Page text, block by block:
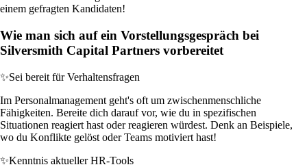
einem gefragten Kandidaten!
Wie man sich auf ein Vorstellungsgespräch bei
Silversmith Capital Partners vorbereitet
✨Sei bereit für Verhaltensfragen
Im Personalmanagement geht's oft um zwischenmenschliche
Fähigkeiten. Bereite dich darauf vor, wie du in spezifischen
Situationen reagiert hast oder reagieren würdest. Denk an Beispiele,
wo du Konflikte gelöst oder Teams motiviert hast!
✨Kenntnis aktueller HR-Tools